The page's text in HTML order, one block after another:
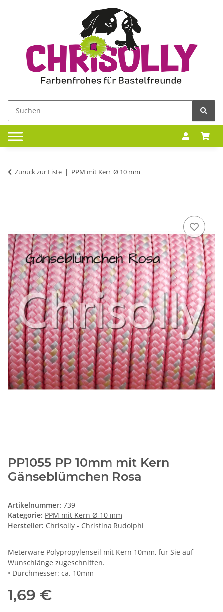
Zurück zur Liste PPM mit Kern Ø 10 mm
PP1055 PP 10mm mit Kern
Gänseblümchen Rosa
Artikelnummer: 739
Kategorie: PPM mit Kern Ø 10 mm
Hersteller: Chrisolly - Christina Rudolphi
Meterware Polypropylenseil mit Kern 10mm, für Sie auf
Wunschlänge zugeschnitten.
• Durchmesser: ca. 10mm
1,69 €